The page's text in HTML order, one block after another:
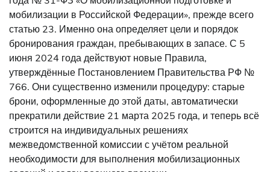
мобилизации в Российской Федерации», прежде всего
статью 23. Именно она определяет цели и порядок
бронирования граждан, пребывающих в запасе. С 5
июня 2024 года действуют новые Правила,
утверждённые Постановлением Правительства РФ №
766. Они существенно изменили процедуру: старые
брони, оформленные до этой даты, автоматически
прекратили действие 21 марта 2025 года, и теперь всё
строится на индивидуальных решениях
межведомственной комиссии с учётом реальной
необходимости для выполнения мобилизационных